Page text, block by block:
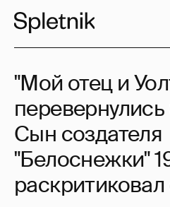
"Мой отец и
перевернулись
Сын создателя
"Белоснежки"